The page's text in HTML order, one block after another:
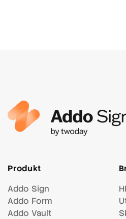
Produkt
Addo Sign
Addo Form
Addo Vault